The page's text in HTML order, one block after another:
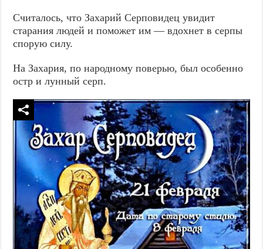
Считалось, что Захарий Серповидец увидит
старания людей и поможет им — вдохнет в серпы
спорую силу.
На Захария, по народному поверью, был особенно
остр и лунный серп.